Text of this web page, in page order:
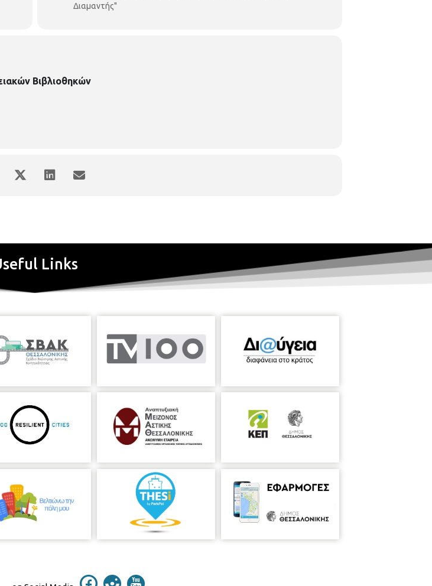
Διαμαντής"
Βιβλιοθηκών
Links